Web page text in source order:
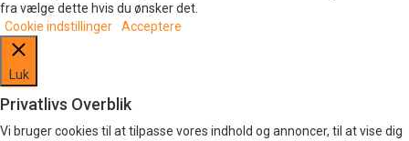
fra vælge dette hvis du ønsker det.
Cookie indstillinger
Acceptere
Luk
Privatlivs Overblik
Vi bruger cookies til at tilpasse vores indhold og annoncer, til at vise dig